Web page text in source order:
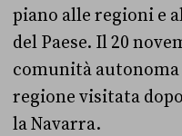
piano alle regioni e
del Paese. Il 20
comunità autonoma
regione visitata
la Navarra.